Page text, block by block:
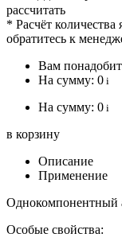
рассчитать
* Расчёт количества
обратитесь к
Вам
На сумму: 0 i
На сумму: 0 i
в корзину
Описание
Применение
Однокомпонентный
Особые свойства: